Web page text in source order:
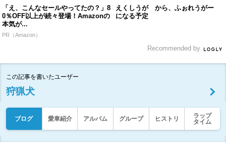
「え、こんなセールやってたの？」8
0％OFF以上が続々登場！Amazonの
本気が...
PR（Amazon）
えくしうが から、ふぉれうがー
になる予定
Recommended by
この記事を書いたユーザー
狩猟犬
ブログ 愛車紹介 アルバム グループ ヒストリ
ラップ
タイム